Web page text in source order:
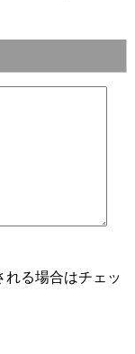
れる場合はチェッ